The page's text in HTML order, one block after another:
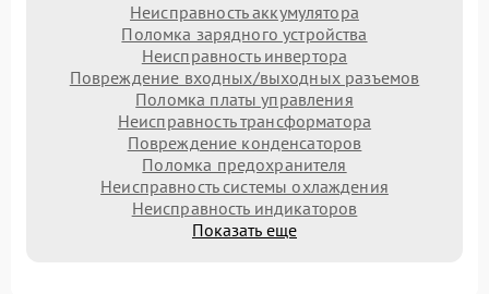
Неисправность аккумулятора
Поломка зарядного устройства
Неисправность инвертора
Повреждение входных/выходных разъемов
Поломка платы управления
Неисправность трансформатора
Повреждение конденсаторов
Поломка предохранителя
Неисправность системы охлаждения
Неисправность индикаторов
Показать еще